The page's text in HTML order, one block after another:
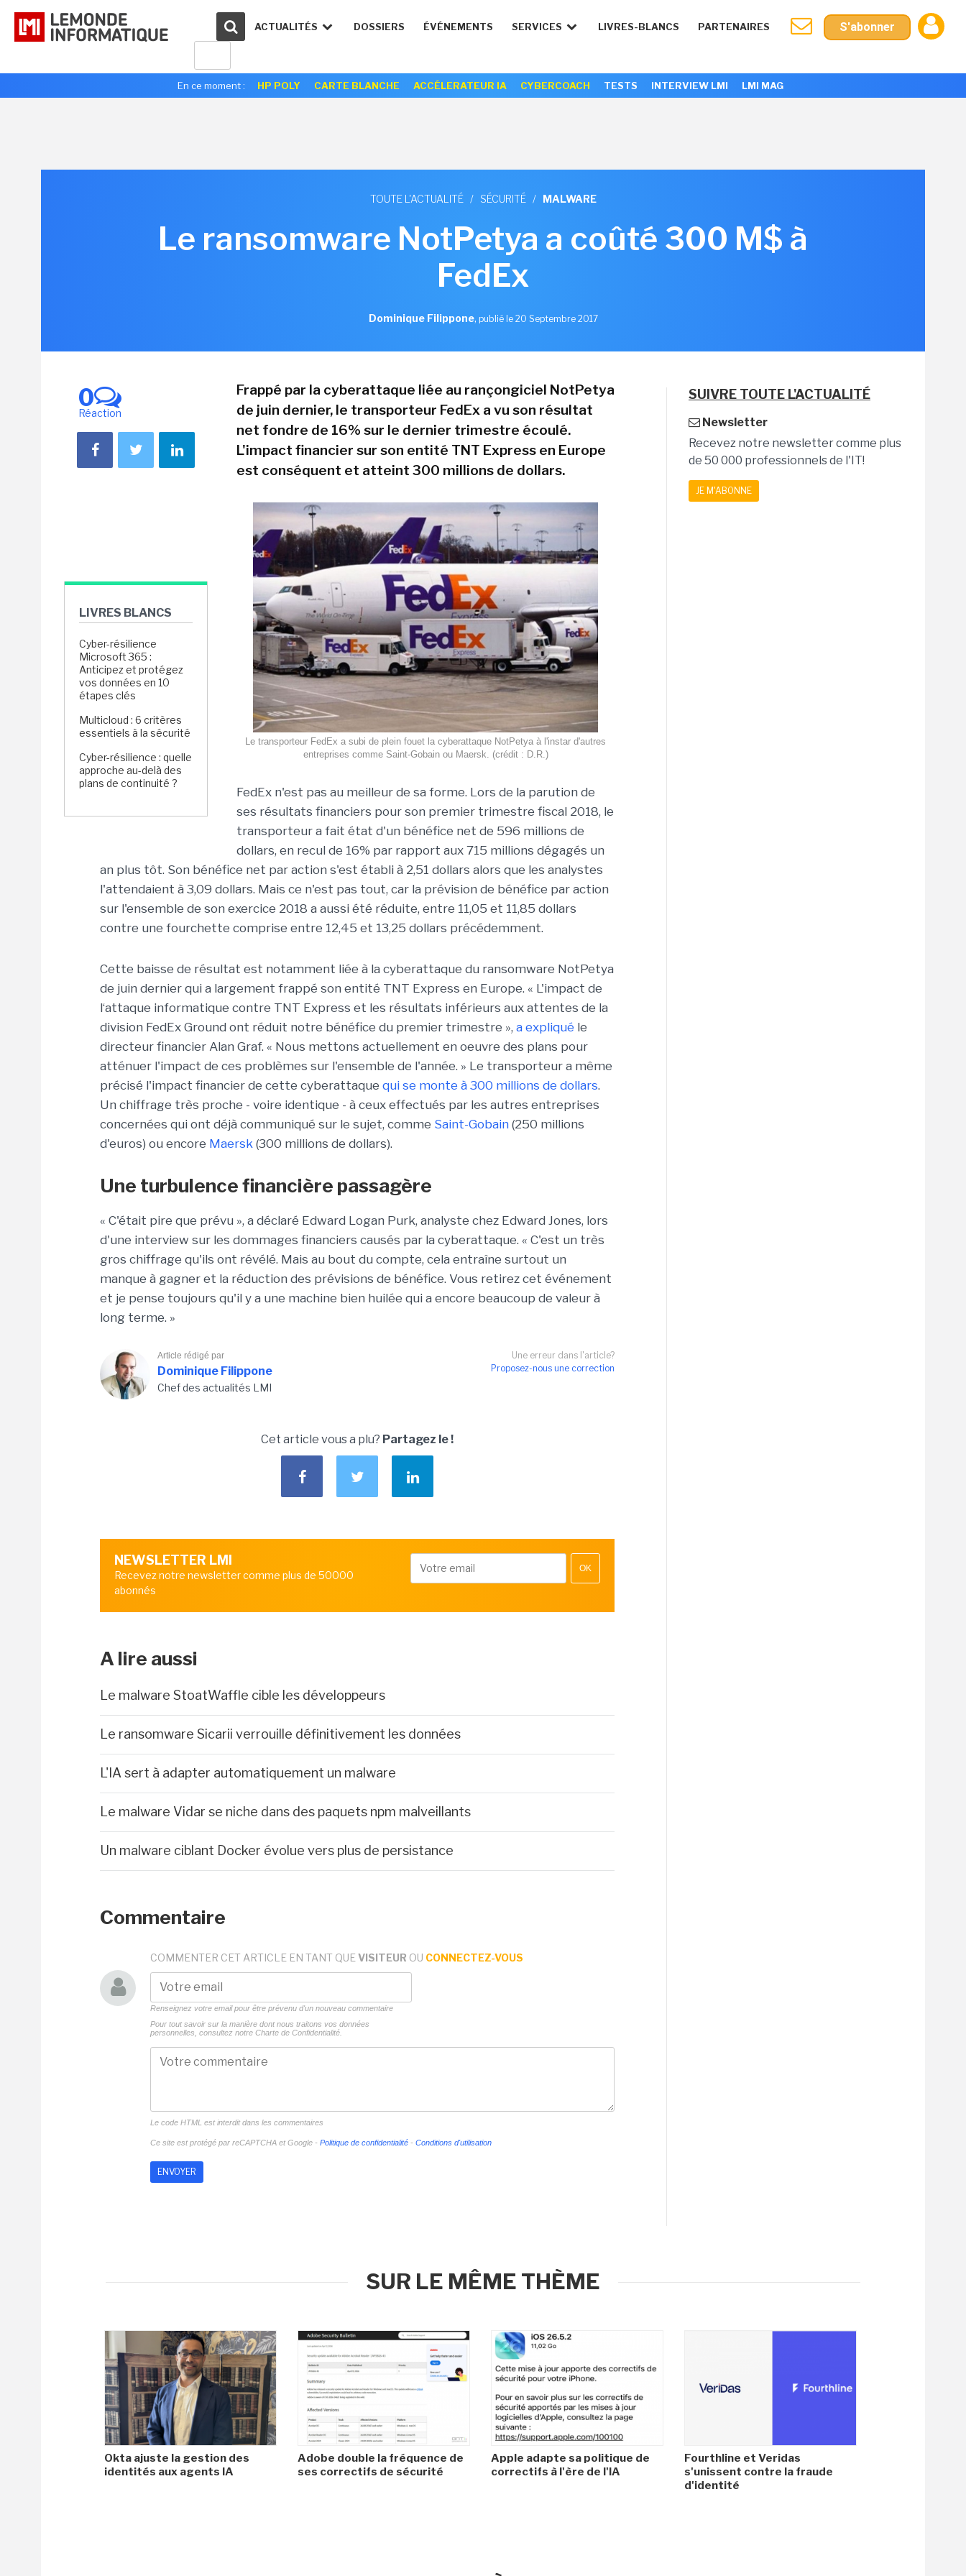
ACTUALITÉS DOSSIERS ÉVÉNEMENTS SERVICES LIVRES-BLANCS PARTENAIRES S'abonner
En ce moment : HP POLY CARTE BLANCHE ACCÉLERATEUR IA CYBERCOACH TESTS INTERVIEW LMI LMI MAG
TOUTE L'ACTUALITÉ / SÉCURITÉ / MALWARE
Le ransomware NotPetya a coûté 300 M$ à
FedEx
Dominique Filippone, publié le 20 Septembre 2017
0
Réaction
LIVRES BLANCS
Cyber-résilience
Microsoft 365 :
Anticipez et protégez
vos données en 10
étapes clés
Multicloud : 6 critères
essentiels à la sécurité
Cyber-résilience : quelle
approche au-delà des
plans de continuité ?
Frappé par la cyberattaque liée au rançongiciel NotPetya
de juin dernier, le transporteur FedEx a vu son résultat
net fondre de 16% sur le dernier trimestre écoulé.
L'impact financier sur son entité TNT Express en Europe
est conséquent et atteint 300 millions de dollars.
Le transporteur FedEx a subi de plein fouet la cyberattaque NotPetya à l'instar d'autres
entreprises comme Saint-Gobain ou Maersk. (crédit : D.R.)
FedEx n'est pas au meilleur de sa forme. Lors de la parution de
ses résultats financiers pour son premier trimestre fiscal 2018, le
transporteur a fait état d'un bénéfice net de 596 millions de
dollars, en recul de 16% par rapport aux 715 millions dégagés un
an plus tôt. Son bénéfice net par action s'est établi à 2,51 dollars alors que les analystes
l'attendaient à 3,09 dollars. Mais ce n'est pas tout, car la prévision de bénéfice par action
sur l'ensemble de son exercice 2018 a aussi été réduite, entre 11,05 et 11,85 dollars
contre une fourchette comprise entre 12,45 et 13,25 dollars précédemment.
Cette baisse de résultat est notamment liée à la cyberattaque du ransomware NotPetya
de juin dernier qui a largement frappé son entité TNT Express en Europe. « L'impact de
l‘attaque informatique contre TNT Express et les résultats inférieurs aux attentes de la
division FedEx Ground ont réduit notre bénéfice du premier trimestre », a expliqué le
directeur financier Alan Graf. « Nous mettons actuellement en oeuvre des plans pour
atténuer l'impact de ces problèmes sur l'ensemble de l'année. » Le transporteur a même
précisé l'impact financier de cette cyberattaque qui se monte à 300 millions de dollars.
Un chiffrage très proche - voire identique - à ceux effectués par les autres entreprises
concernées qui ont déjà communiqué sur le sujet, comme Saint-Gobain (250 millions
d'euros) ou encore Maersk (300 millions de dollars).
Une turbulence financière passagère
« C'était pire que prévu », a déclaré Edward Logan Purk, analyste chez Edward Jones, lors
d'une interview sur les dommages financiers causés par la cyberattaque. « C'est un très
gros chiffrage qu'ils ont révélé. Mais au bout du compte, cela entraîne surtout un
manque à gagner et la réduction des prévisions de bénéfice. Vous retirez cet événement
et je pense toujours qu'il y a une machine bien huilée qui a encore beaucoup de valeur à
long terme. »
Une erreur dans l'article?
Proposez-nous une correction
Article rédigé par
Dominique Filippone
Chef des actualités LMI
Cet article vous a plu? Partagez le !
NEWSLETTER LMI
Recevez notre newsletter comme plus de 50000
abonnés
OK
A lire aussi
Le malware StoatWaffle cible les développeurs
Le ransomware Sicarii verrouille définitivement les données
L'IA sert à adapter automatiquement un malware
Le malware Vidar se niche dans des paquets npm malveillants
Un malware ciblant Docker évolue vers plus de persistance
Commentaire
COMMENTER CET ARTICLE EN TANT QUE VISITEUR OU CONNECTEZ-VOUS
Renseignez votre email pour être prévenu d'un nouveau commentaire
Pour tout savoir sur la manière dont nous traitons vos données
personnelles, consultez notre Charte de Confidentialité.
Le code HTML est interdit dans les commentaires
Ce site est protégé par reCAPTCHA et Google - Politique de confidentialité - Conditions d'utilisation
SUIVRE TOUTE L'ACTUALITÉ
Newsletter
Recevez notre newsletter comme plus
de 50 000 professionnels de l'IT!
JE M'ABONNE
SUR LE MÊME THÈME
Okta ajuste la gestion des
identités aux agents IA
Adobe double la fréquence de
ses correctifs de sécurité
Apple adapte sa politique de
correctifs à l'ère de l'IA
Fourthline et Veridas
s'unissent contre la fraude
d'identité